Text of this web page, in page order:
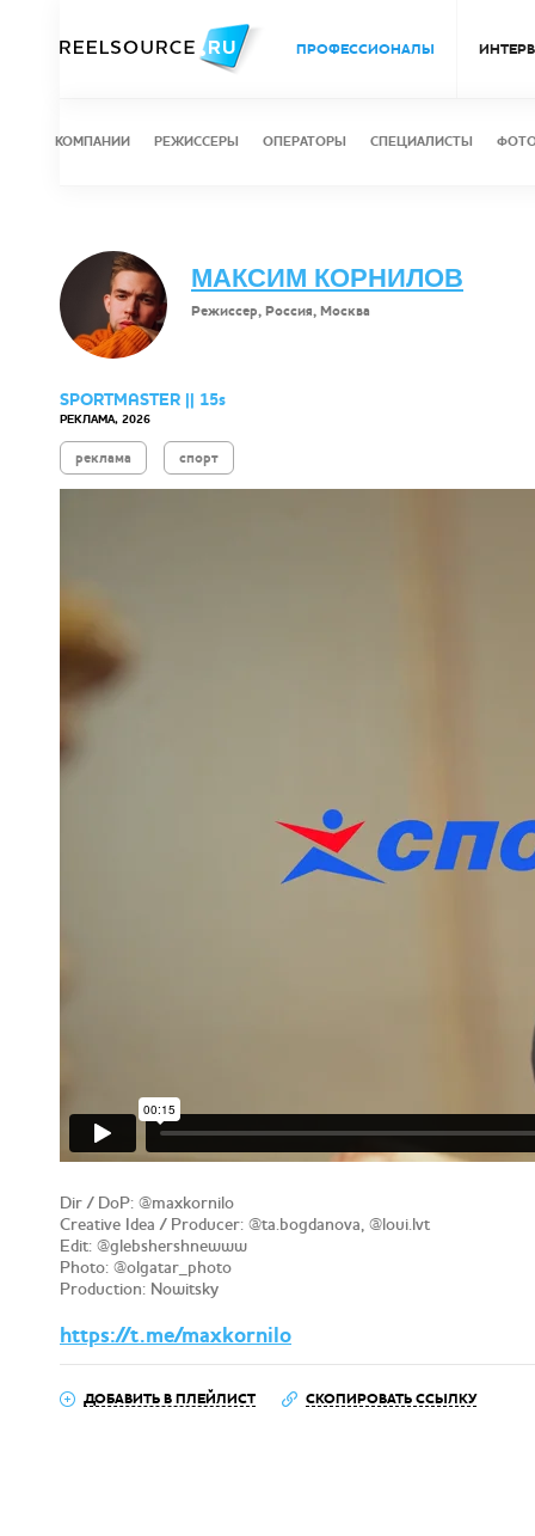
ПРОФЕССИОНАЛЫ
КОМПАНИИ РЕЖИССЕРЫ ОПЕРАТОРЫ СПЕЦИАЛИСТЫ
МАКСИМ КОРНИЛОВ
Режиссер, Россия, Москва
SPORTMASTER || 15s
РЕКЛАМА, 2026
реклама спорт
Dir / DoP: @maxkornilo
Creative Idea / Producer: @ta.bogdanova, @loui.lvt
Edit: @glebshershnewww
Photo: @olgatar_photo
Production: Nowitsky
https://t.me/maxkornilo
ДОБАВИТЬ В ПЛЕЙЛИСТ СКОПИРОВАТЬ ССЫЛКУ